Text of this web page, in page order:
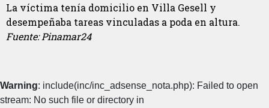
La víctima tenía domicilio en Villa Gesell y
desempeñaba tareas vinculadas a poda en altura.
Fuente: Pinamar24
Warning: include(inc/inc_adsense_nota.php): Failed to open
stream: No such file or directory in